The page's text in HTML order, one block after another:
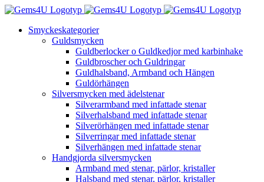
Fortsätt
innehålletSmyckeskategorier
Guldsmycken
Guldberlocker o Guldkedjor med karbinhake
Guldbroscher och Guldringar
Guldhalsband, Armband och Hängen
Guldörhängen
Silversmycken med ädelstenar
Silverarmband med infattade stenar
Silverhalsband med infattade stenar
Silverörhängen med infattade stenar
Silverringar med infattade stenar
Silverhängen med infattade stenar
Handgjorda silversmycken
Armband med stenar, pärlor, kristaller
Halsband med stenar, pärlor, kristaller